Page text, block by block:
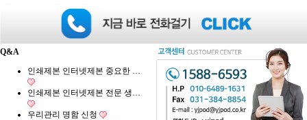
Q&A
인쇄제본 인터넷제본 중요한 …
인쇄제본 인터넷제본 전문 생…
우리관리 명함 신청